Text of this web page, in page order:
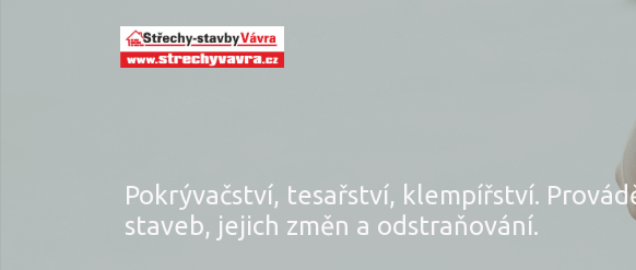
Pokrývačství, tesařství, klempířství.
staveb, jejich změn a odstraňování.